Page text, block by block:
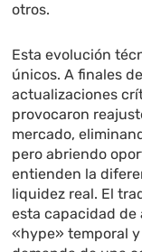
otros.
Esta evolución
únicos. A finales
actualizaciones
provocaron
mercado,
pero abriendo
entienden la
liquidez real. El
esta capacidad
«hype» temporal